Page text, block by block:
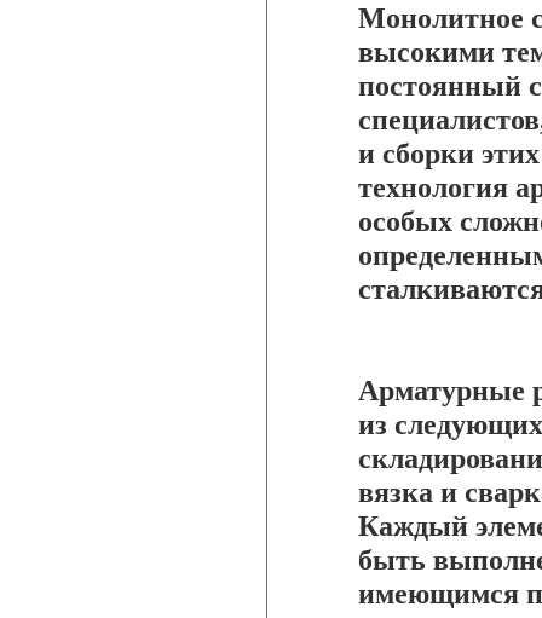
Монолитное
высокими
постоянный
и сборки
технология
особых
Арматурные
из
вязка и
Каждый
быть
имеющимся